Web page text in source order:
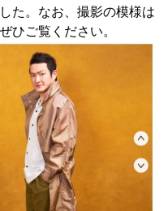
た。なお、撮影の模様は
ひご覧ください。